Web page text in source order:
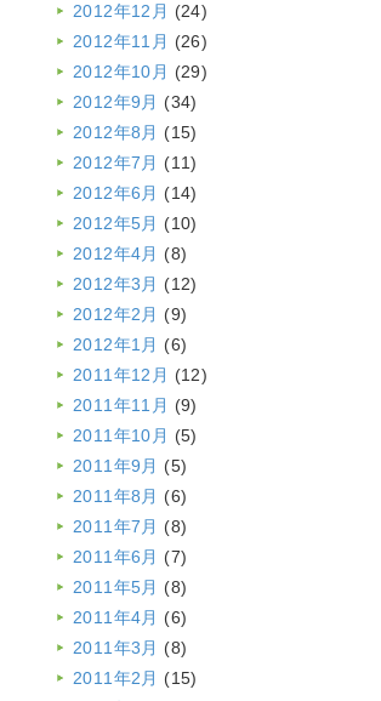
2012年12月 (24)
2012年11月 (26)
2012年10月 (29)
2012年9月 (34)
2012年8月 (15)
2012年7月 (11)
2012年6月 (14)
2012年5月 (10)
2012年4月 (8)
2012年3月 (12)
2012年2月 (9)
2012年1月 (6)
2011年12月 (12)
2011年11月 (9)
2011年10月 (5)
2011年9月 (5)
2011年8月 (6)
2011年7月 (8)
2011年6月 (7)
2011年5月 (8)
2011年4月 (6)
2011年3月 (8)
2011年2月 (15)